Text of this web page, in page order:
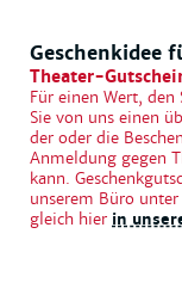
Geschenkidee
Theater-
Für einen Wert,
Sie von uns einen
der oder die
Anmeldung gegen
kann.
unserem Büro
gleich hier in